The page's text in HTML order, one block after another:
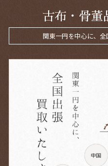
古布・骨董
関東一円を中心に、全